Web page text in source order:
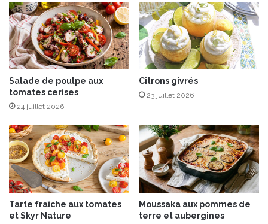
v
i
d
e
g
a
f
r
e
d
o
®
Z
N
E
T
T
I
E
S
P
Salade de poulpe aux
tomates cerises
24 juillet 2026
Citrons givrés
23 juillet 2026
Tarte fraîche aux tomates
et Skyr Nature
Moussaka aux pommes de
terre et aubergines